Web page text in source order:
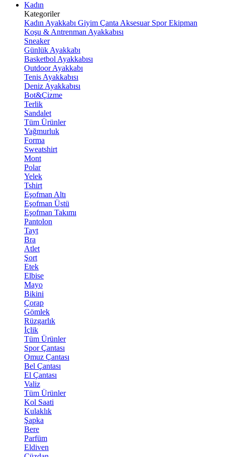
Kadın
Kategoriler
Kadın Ayakkabı Giyim Çanta Aksesuar Spor Ekipman
Koşu & Antrenman Ayakkabısı
Sneaker
Günlük Ayakkabı
Basketbol Ayakkabısı
Outdoor Ayakkabı
Tenis Ayakkabısı
Deniz Ayakkabısı
Bot&Çizme
Terlik
Sandalet
Tüm Ürünler
Yağmurluk
Forma
Sweatshirt
Mont
Polar
Yelek
Tshirt
Eşofman Altı
Eşofman Üstü
Eşofman Takımı
Pantolon
Tayt
Bra
Atlet
Şort
Etek
Elbise
Mayo
Bikini
Çorap
Gömlek
Rüzgarlık
İçlik
Tüm Ürünler
Spor Çantası
Omuz Çantası
Bel Çantası
El Çantası
Valiz
Tüm Ürünler
Kol Saati
Kulaklık
Şapka
Bere
Parfüm
Eldiven